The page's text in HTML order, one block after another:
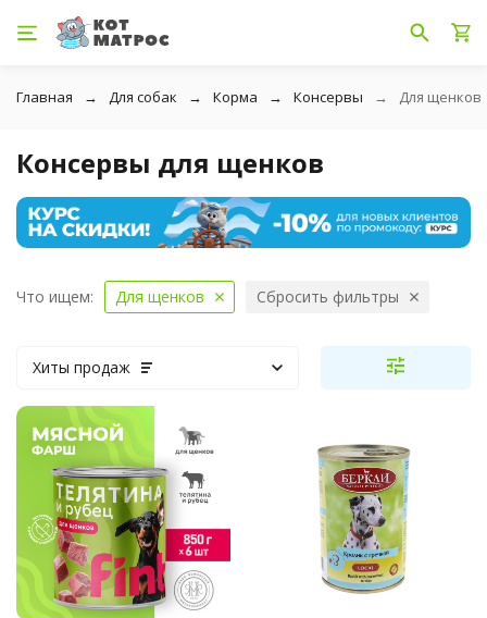
Главная Для собак Корма Консервы Для щенков
Консервы для щенков
Что ищем: Для щенков Сбросить фильтры
Хиты продаж